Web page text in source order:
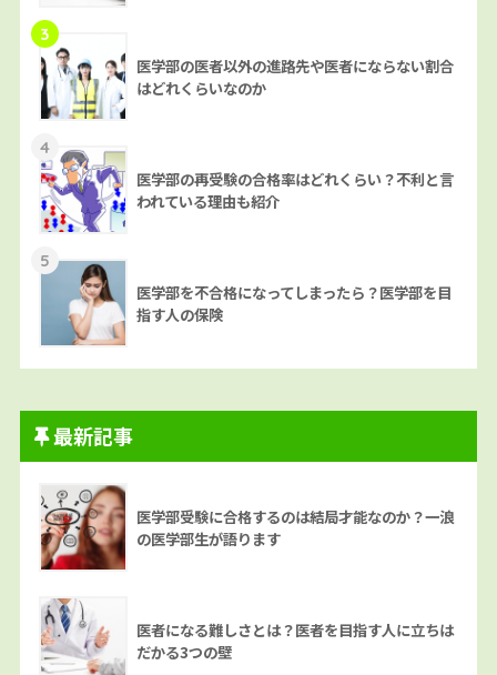
3
医学部の医者以外の進路先や医者にならない割合
はどれくらいなのか
4
医学部の再受験の合格率はどれくらい？不利と言
われている理由も紹介
5
医学部を不合格になってしまったら？医学部を目
指す人の保険
最新記事
医学部受験に合格するのは結局才能なのか？一浪
の医学部生が語ります
医者になる難しさとは？医者を目指す人に立ちは
だかる3つの壁